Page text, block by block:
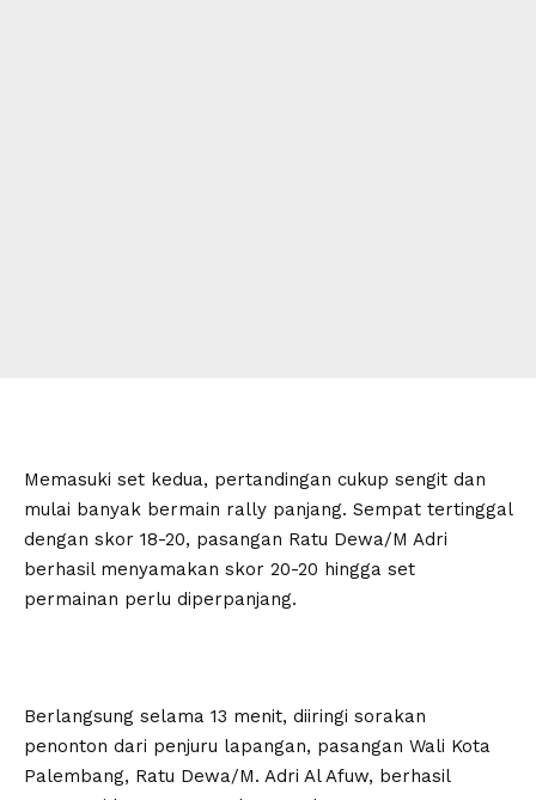
Memasuki set kedua, pertandingan cukup sengit dan
mulai banyak bermain rally panjang. Sempat tertinggal
dengan skor 18-20, pasangan Ratu Dewa/M Adri
berhasil menyamakan skor 20-20 hingga set
permainan perlu diperpanjang.
Berlangsung selama 13 menit, diiringi sorakan
penonton dari penjuru lapangan, pasangan Wali Kota
Palembang, Ratu Dewa/M. Adri Al Afuw, berhasil